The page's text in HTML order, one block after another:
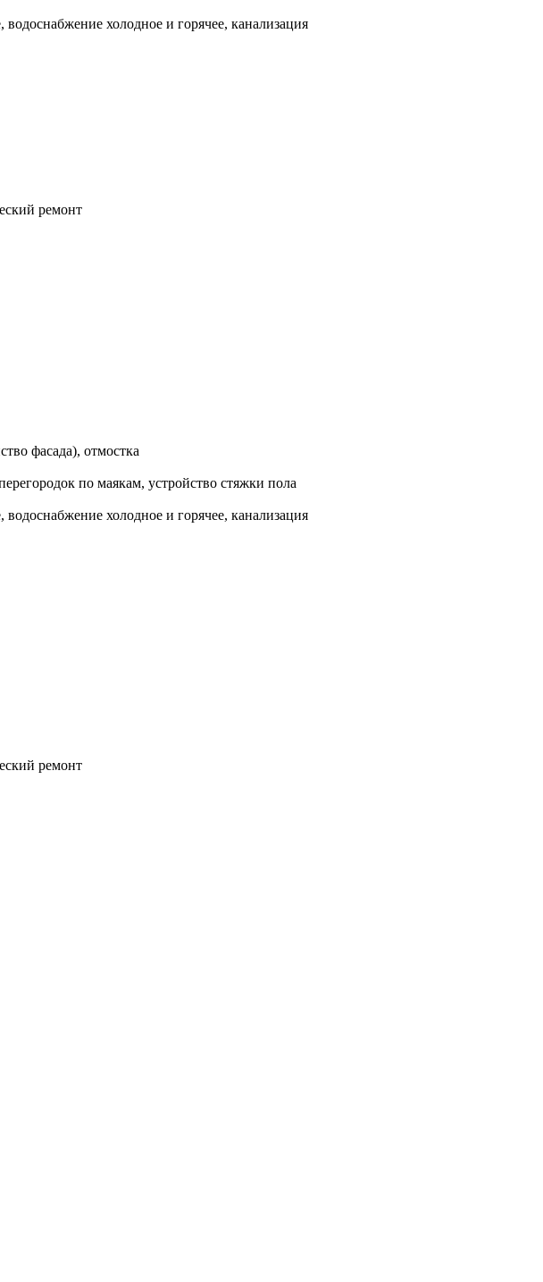
холодное и горячее, канализация
ремонт
фасада), отмостка
по маякам, устройство стяжки пола
холодное и горячее, канализация
ремонт